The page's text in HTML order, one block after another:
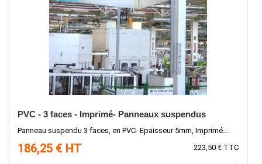
PVC - 3 faces - Imprimé- Panneaux suspendus
Panneau suspendu 3 faces, en PVC- Epaisseur 5mm, Imprimé....
186,25 € HT 223,50 € TTC